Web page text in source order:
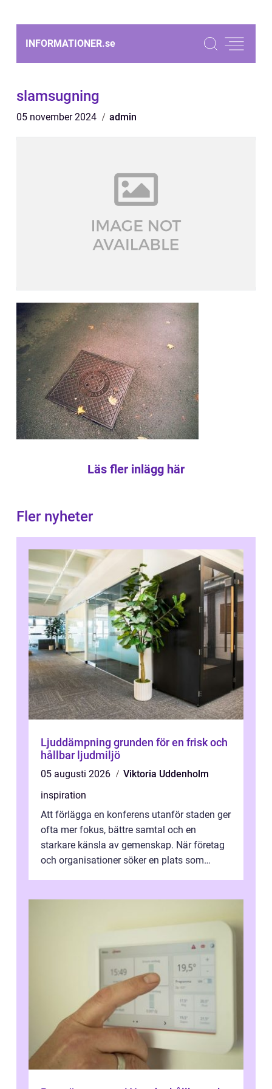
INFORMATIONER.se
slamsugning
05 november 2024 admin
Läs fler inlägg här
Fler nyheter
Ljuddämpning grunden för en frisk och
hållbar ljudmiljö
05 augusti 2026
Viktoria Uddenholm
inspiration
Att förlägga en konferens utanför staden ger
ofta mer fokus, bättre samtal och en
starkare känsla av gemenskap. När företag
och organisationer söker en plats som